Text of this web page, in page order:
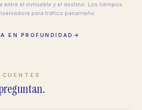
entre el inmueble y el destino. Los tiempos
para tráfico panameño.
EN PROFUNDIDAD →